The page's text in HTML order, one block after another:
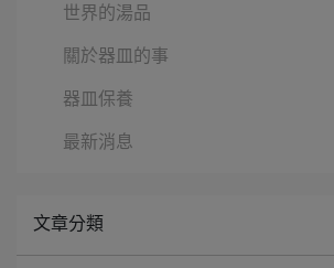
世界的湯品
關於器皿的事
器皿保養
最新消息
文章分類